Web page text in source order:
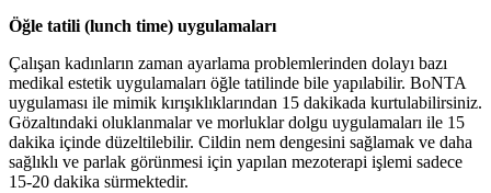
Öğle tatili (lunch time) uygulamaları
Çalışan kadınların zaman ayarlama problemlerinden dolayı bazı
medikal estetik uygulamaları öğle tatilinde bile yapılabilir. BoNTA
uygulaması ile mimik kırışıklıklarından 15 dakikada kurtulabilirsiniz.
Gözaltındaki oluklanmalar ve morluklar dolgu uygulamaları ile 15
dakika içinde düzeltilebilir. Cildin nem dengesini sağlamak ve daha
sağlıklı ve parlak görünmesi için yapılan mezoterapi işlemi sadece
15-20 dakika sürmektedir.